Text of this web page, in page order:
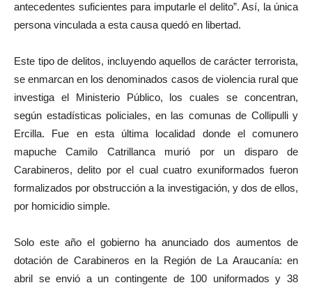
antecedentes suficientes para imputarle el delito”. Así, la única
persona vinculada a esta causa quedó en libertad.
Este tipo de delitos, incluyendo aquellos de carácter terrorista,
se enmarcan en los denominados casos de violencia rural que
investiga el Ministerio Público, los cuales se concentran,
según estadísticas policiales, en las comunas de Collipulli y
Ercilla. Fue en esta última localidad donde el comunero
mapuche Camilo Catrillanca murió por un disparo de
Carabineros, delito por el cual cuatro exuniformados fueron
formalizados por obstrucción a la investigación, y dos de ellos,
por homicidio simple.
Solo este año el gobierno ha anunciado dos aumentos de
dotación de Carabineros en la Región de La Araucanía: en
abril se envió a un contingente de 100 uniformados y 38